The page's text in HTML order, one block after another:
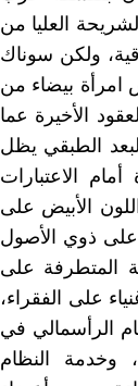
العليا من
ولكن سوناك
امرأة بيضاء من
الأخيرة عما
الطبقي يظل
الاعتبارات
الأبيض على
على ذوي الأصول
المتطرفة على
على الفقراء،
الرأسمالي في
وخدمة النظام